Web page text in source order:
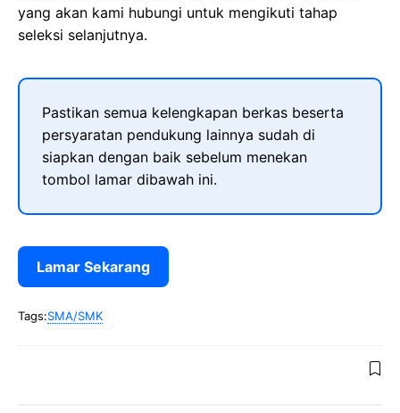
yang akan kami hubungi untuk mengikuti tahap
seleksi selanjutnya.
Pastikan semua kelengkapan berkas beserta
persyaratan pendukung lainnya sudah di
siapkan dengan baik sebelum menekan
tombol lamar dibawah ini.
Lamar Sekarang
Tags:SMA/SMK